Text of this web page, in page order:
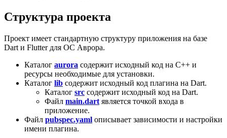
Структура проекта
Проект имеет стандартную структуру приложения на базе
Dart и Flutter для ОС Аврора.
Каталог aurora содержит исходный код на C++ и
ресурсы необходимые для установки.
Каталог lib содержит исходный код плагина на Dart.
Каталог src содержит исходный код на Dart.
Файл main.dart является точкой входа в
приложение.
Файл pubspec.yaml описывает зависимости и настройки
имени плагина.